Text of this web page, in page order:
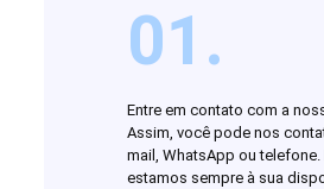
01.
Entre em contato com a
Assim, você pode nos
mail, WhatsApp ou telefone.
estamos sempre à sua